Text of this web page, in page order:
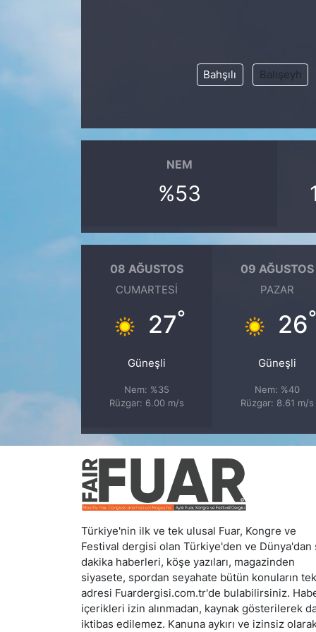
Bahşılı Balışeyh
NEM
%53
08 AĞUSTOS
CUMARTESI
27°
Güneşli
Nem: %35
Rüzgar: 6.00 m/s
09 AĞUSTOS
PAZAR
26°
Güneşli
Nem: %40
Rüzgar: 8.61 m/s
Türkiye'nin ilk ve tek ulusal Fuar, Kongre ve
Festival dergisi olan Türkiye'den ve Dünya'dan
dakika haberleri, köşe yazıları, magazinden
siyasete, spordan seyahate bütün konuların tek
adresi Fuardergisi.com.tr'de bulabilirsiniz.
içerikleri izin alınmadan, kaynak gösterilerek
iktibas edilemez. Kanuna aykırı ve izinsiz
BİYOGRAFİLER